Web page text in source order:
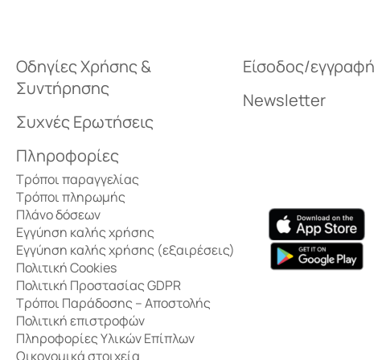
φωτιστικά
– Φανάρια
οροφής
Καθιστικά κήπου
Ξαπλώστρες – Κούνιες –
Διακόσμηση
Τραπέζια δείπνου
Βιτρίνες
Μπουφέδες
Οδηγίες Χρήσης &
Συντήρησης
Συχνές Ερωτήσεις
Πληροφορίες
Τρόποι παραγγελίας
Τρόποι πληρωμής
Πλάνο δόσεων
Εγγύηση καλής χρήσης
Εγγύηση καλής χρήσης (εξαιρέσεις)
Πολιτική Cookies
Πολιτική Προστασίας GDPR
Τρόποι Παράδοσης – Αποστολής
Πολιτική επιστροφών
Πληροφορίες Υλικών Επίπλων
Οικονομικά στοιχεία
Είσοδος/εγγραφή
Newsletter